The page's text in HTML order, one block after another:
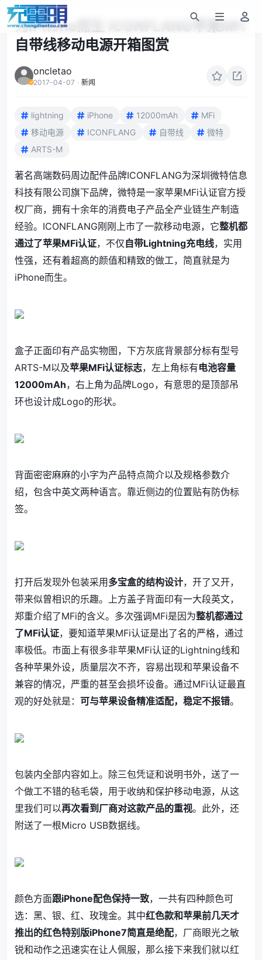
为iPhone而生 ICONFLANG苹果MFi
自带线移动电源开箱图赏
oncletao
2017-04-07 · 新闻
lightning iPhone 12000mAh
MFi
移动电源
ICONFLANG 自带线
微特
ARTS-M
著名高端数码周边配件品牌ICONFLANG为深圳微特信息
科技有限公司旗下品牌，微特是一家苹果MFi认证官方授
权厂商，拥有十余年的消费电子产品全产业链生产制造
经验。ICONFLANG刚刚上市了一款移动电源，它整机都
通过了苹果MFi认证，不仅自带Lightning充电线，实用
性强，还有着超高的颜值和精致的做工，简直就是为
iPhone而生。
盒子正面印有产品实物图，下方灰底背景部分标有型号
ARTS-M以及苹果MFi认证标志，左上角标有电池容量
12000mAh，右上角为品牌Logo，有意思的是顶部吊
环也设计成Logo的形状。
背面密密麻麻的小字为产品特点简介以及规格参数介
绍，包含中英文两种语言。靠近侧边的位置贴有防伪标
签。
打开后发现外包装采用 多宝盒的结构设计，开了又开，
带来似曾相识的乐趣。上方盖子背面印有一大段英文，
郑重介绍了MFi的含义。多次强调MFi是因为整机都通过
了MFi认证，要知道苹果MFi认证是出了名的严格，通过
率极低。市面上有很多非苹果MFi认证的Lightning线和
各种苹果外设，质量层次不齐，容易出现和苹果设备不
兼容的情况，严重的甚至会损坏设备。通过MFi认证最直
观的好处就是： 可与苹果设备精准适配，稳定不报错。
包装内全部内容如上。除三包凭证和说明书外，送了一
个做工不错的毡毛袋，用于收纳和保护移动电源，从这
里我们可以再次看到厂商对这款产品的重视。此外，还
附送了一根Micro USB数据线。
颜色方面跟iPhone配色保持一致，一共有四种颜色可
选：黑、银、红、玫瑰金。其中红色款和苹果前几天才
推出的红色特别版iPhone7简直是绝配，厂商眼光之敏
锐和动作之迅速实在让人佩服，那么接下来我们就以红